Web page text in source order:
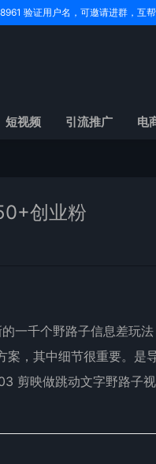
验证用户名，可邀请进群，互帮
短视频 引流推广 电
创业粉
一千个野路子信息差玩
，其中细节很重要。
剪映做跳动文字野路子